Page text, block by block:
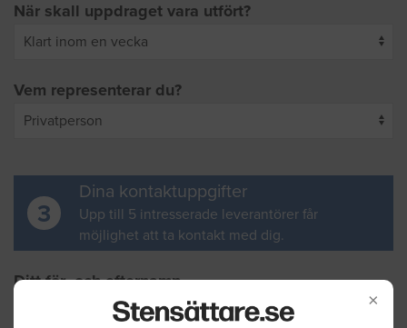
×
När skall uppdraget vara utfört?
Vem representerar du?
3
Dina kontaktuppgifter
Upp till 5 intresserade leverantörer får
möjlighet att ta kontakt med dig.
Ditt för- och efternamn